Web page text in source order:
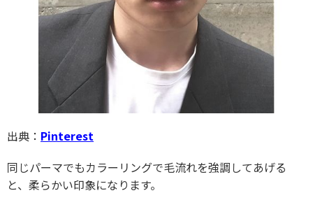
出典： Pinterest
同じパーマでもカラーリングで毛流れを強調してあげる
と、柔らかい印象になります。